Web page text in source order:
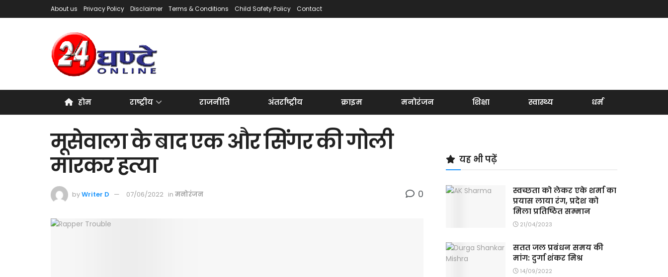
About us Privacy Policy Disclaimer Terms & Conditions Child Safety Policy Contact
होम राष्ट्रीय राजनीति अंतर्राष्ट्रीय क्राइम मनोरंजन शिक्षा स्वास्थ्य धर्म
मूसेवाला के बाद एक और सिंगर की गोली
मारकर हत्या
byWriter D 07/06/2022 in मनोरंजन 0
यह भी पढ़ें
स्वच्छता को लेकर एके शर्मा का
प्रयास लाया रंग, प्रदेश को
मिला प्रतिष्ठित सम्मान
21/04/2023
सतत जल प्रबंधन समय की
मांग: दुर्गा शंकर मिश्र
14/09/2022